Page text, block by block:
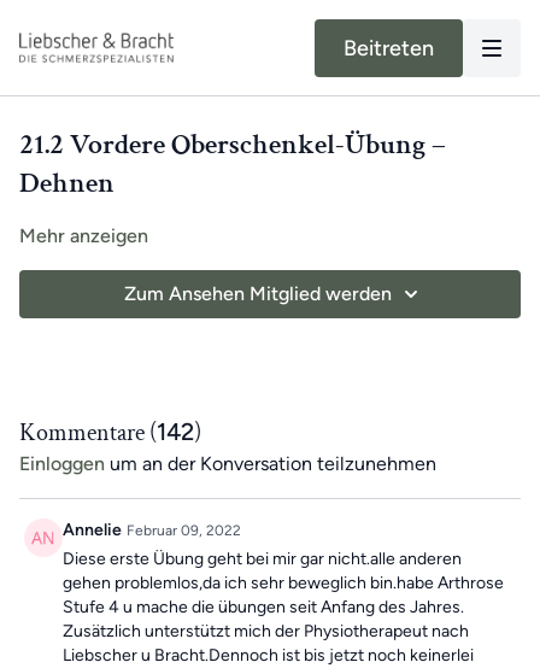
Beitreten
21.2 Vordere Oberschenkel-Übung –
Dehnen
Mehr anzeigen
Zum Ansehen Mitglied werden
Kommentare (142)
Einloggen um an der Konversation teilzunehmen
Annelie Februar 09, 2022
Diese erste Übung geht bei mir gar nicht.alle anderen
gehen problemlos,da ich sehr beweglich bin.habe Arthrose
Stufe 4 u mache die übungen seit Anfang des Jahres.
Zusätzlich unterstützt mich der Physiotherapeut nach
Liebscher u Bracht.Dennoch ist bis jetzt noch keinerlei